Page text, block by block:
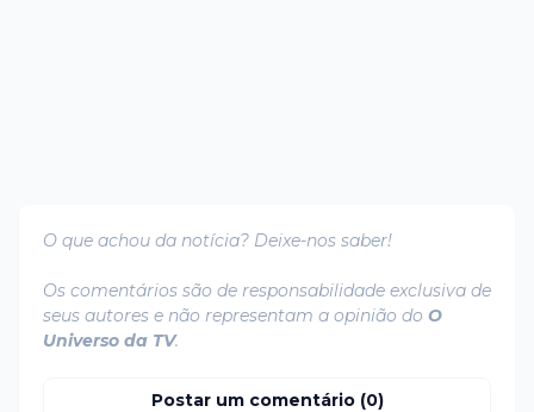
O que achou da notícia? Deixe-nos saber!
Os comentários são de responsabilidade exclusiva de
seus autores e não representam a opinião do O
Universo da TV.
Postar um comentário (0)